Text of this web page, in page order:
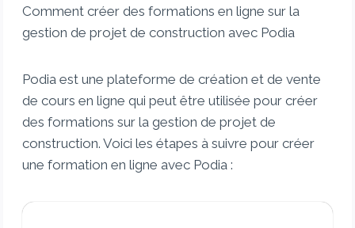
Comment créer des formations en ligne sur la
gestion de projet de construction avec Podia
Podia est une plateforme de création et de vente
de cours en ligne qui peut être utilisée pour créer
des formations sur la gestion de projet de
construction. Voici les étapes à suivre pour créer
une formation en ligne avec Podia :